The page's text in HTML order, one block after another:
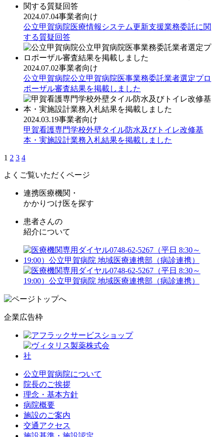
2024.07.04事業者向け
公立甲賀病院医療情報システム更新支援業務委託に関
する質疑回答
2024.07.02事業者向け
公立甲賀病院公立甲賀病院医事業務委託業者選定プロ
ポーザル審査結果を掲載しました
2024.03.19事業者向け
甲賀看護専門学校外壁タイル防水及びトイレ改修基
本・実施設計業務入札結果を掲載しました
1 2 3 4
よくご覧いただくページ
連携医療機関・
かかりつけ医を探す
患者さんの
紹介について
企業広告枠
公立甲賀病院について
院長のご挨拶
理念・基本方針
病院概要
施設のご案内
交通アクセス